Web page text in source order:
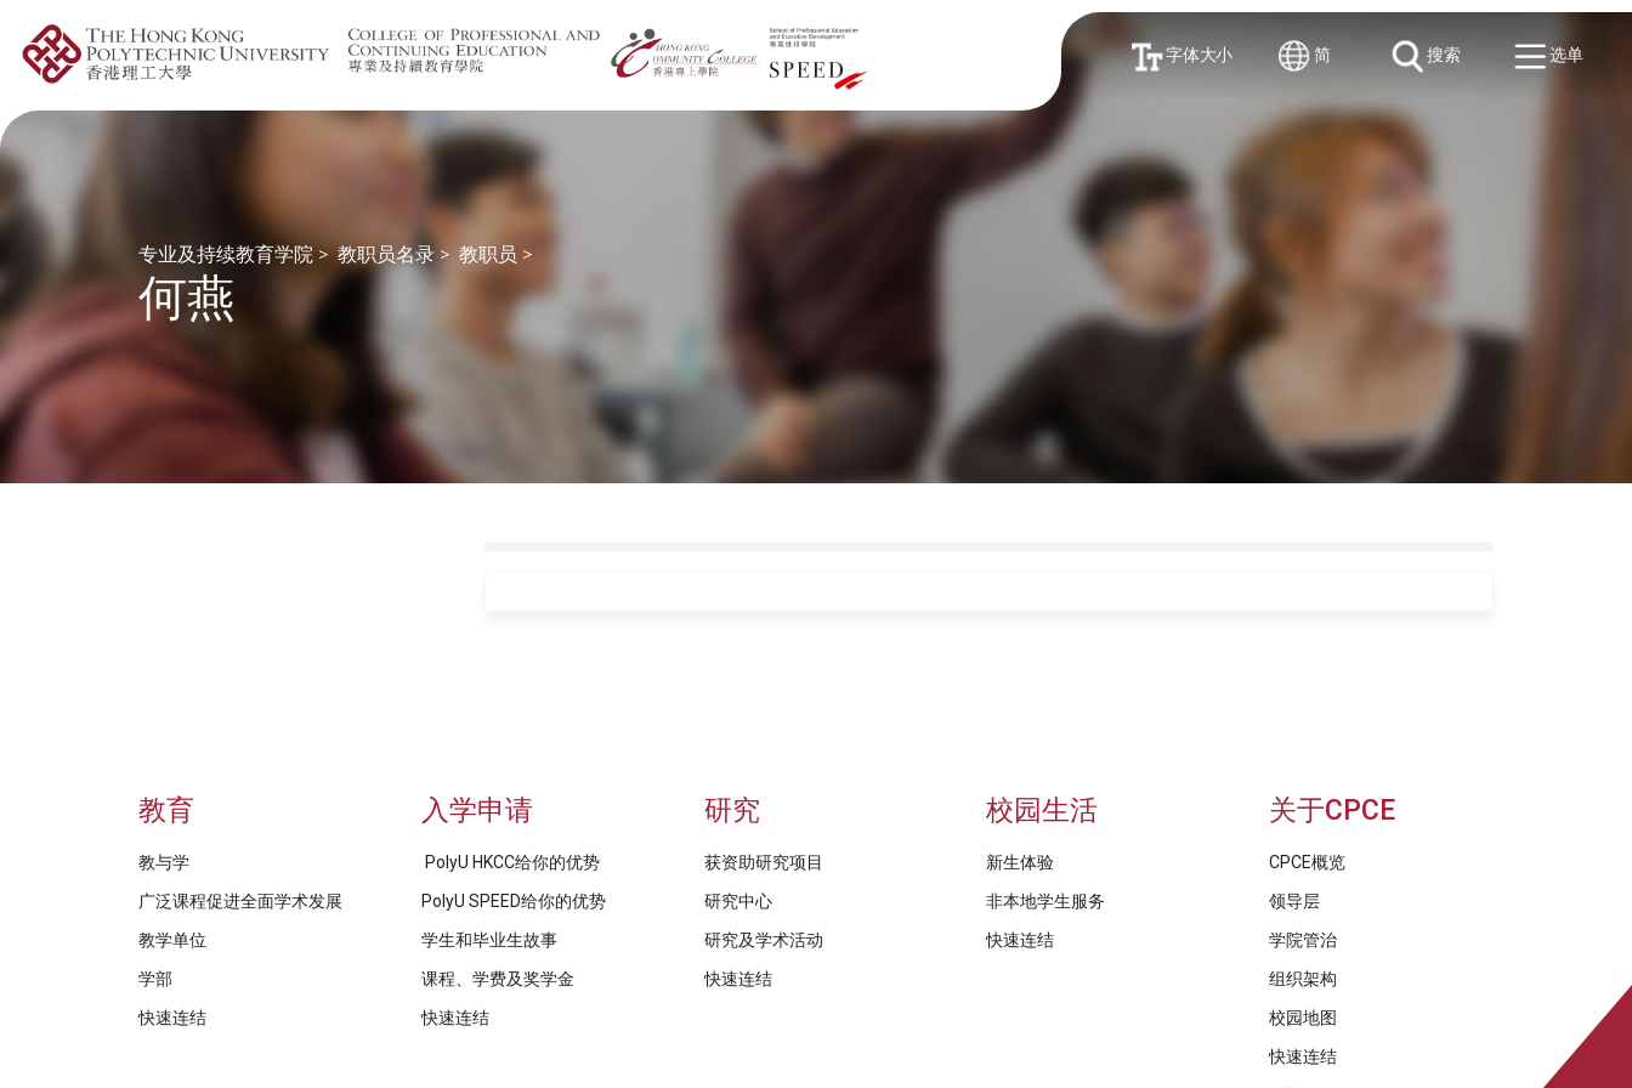
字体大小 简 搜索 选单
专业及持续教育学院 > 教职员名录 > 教职员 >
何燕
教育
教与学
广泛课程促进全面学术发展
教学单位
学部
快速连结
入学申请
PolyU HKCC给你的优势
PolyU SPEED给你的优势
学生和毕业生故事
课程、学费及奖学金
快速连结
研究
获资助研究项目
研究中心
研究及学术活动
快速连结
校园生活
新生体验
非本地学生服务
快速连结
关于CPCE
CPCE概览
领导层
学院管治
组织架构
校园地图
快速连结